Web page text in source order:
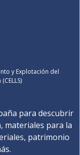
y Explotación del
para descubrir
materiales para la
patrimonio